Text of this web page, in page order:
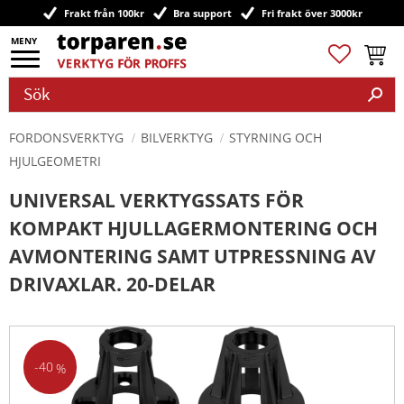
Meny
Frakt från 100kr Bra support Fri frakt över 3000kr
Favoriter
FORDONSVERKTYG BILVERKTYG
STYRNING OCH
HJULGEOMETRI
UNIVERSAL VERKTYGSSATS FÖR
KOMPAKT HJULLAGERMONTERING OCH
AVMONTERING SAMT UTPRESSNING AV
DRIVAXLAR. 20-DELAR
40%